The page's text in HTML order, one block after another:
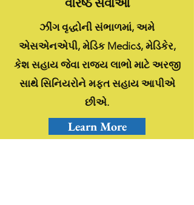
ઝીંગ વૃદ્ધોની સંભાળમાં, અમે
એસએનએપી, મેડિક Medicડ, મેડિકેર,
કેશ સહાય જેવા રાજ્ય લાભો માટે અરજી
સાથે સિનિયરોને મફત સહાય આપીએ
છીએ.
Learn More